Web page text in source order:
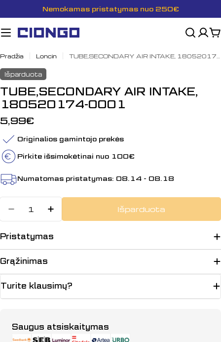
prie
turinio
Nemokamas pristatymas nuo 250€
Pradžia Loncin
Išparduota
TUBE,SECONDARY AIR INTAKE,
180520174-0001
Įprasta
kaina
5,99€
Originalios gamintojo prekės
Pirkite išsimokėtinai nuo 100€
Numatomas pristatymas: 08.14 - 08.18
Sumažinti kiekį:
Padidinti
Išparduota
Pristatymas
Grąžinimas
Turite klausimų?
Saugus atsiskaitymas
Apmokėjimo
būdai